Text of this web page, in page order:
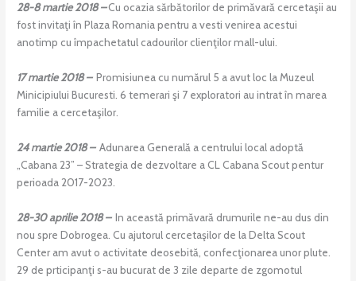
28-8 martie 2018 –Cu ocazia sărbătorilor de primăvară cercetaşii au
fost invitaţi în Plaza Romania pentru a vesti venirea acestui
anotimp cu împachetatul cadourilor clienţilor mall-ului.
17 martie 2018 – Promisiunea cu numărul 5 a avut loc la Muzeul
Minicipiului Bucuresti. 6 temerari şi 7 exploratori au intrat în marea
familie a cercetaşilor.
24 martie 2018 – Adunarea Generală a centrului local adoptă
„Cabana 23” – Strategia de dezvoltare a CL Cabana Scout pentur
perioada 2017-2023.
28-30 aprilie 2018 – In această primăvară drumurile ne-au dus din
nou spre Dobrogea. Cu ajutorul cercetaşilor de la Delta Scout
Center am avut o activitate deosebită, confecţionarea unor plute.
29 de prticipanţi s-au bucurat de 3 zile departe de zgomotul